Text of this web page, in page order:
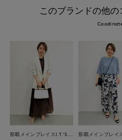
このブランドの他の